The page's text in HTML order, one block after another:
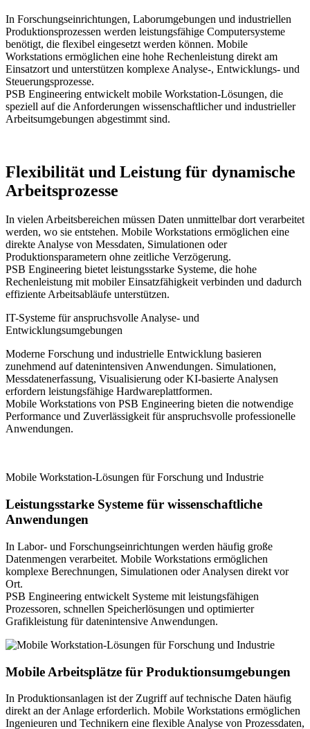
In Forschungseinrichtungen, Laborumgebungen und industriellen
Produktionsprozessen werden leistungsfähige Computersysteme
benötigt, die flexibel eingesetzt werden können. Mobile
Workstations ermöglichen eine hohe Rechenleistung direkt am
Einsatzort und unterstützen komplexe Analyse-, Entwicklungs- und
Steuerungsprozesse.
PSB Engineering entwickelt mobile Workstation-Lösungen, die
speziell auf die Anforderungen wissenschaftlicher und industrieller
Arbeitsumgebungen abgestimmt sind.
Flexibilität und Leistung für dynamische
Arbeitsprozesse
In vielen Arbeitsbereichen müssen Daten unmittelbar dort verarbeitet
werden, wo sie entstehen. Mobile Workstations ermöglichen eine
direkte Analyse von Messdaten, Simulationen oder
Produktionsparametern ohne zeitliche Verzögerung.
PSB Engineering bietet leistungsstarke Systeme, die hohe
Rechenleistung mit mobiler Einsatzfähigkeit verbinden und dadurch
effiziente Arbeitsabläufe unterstützen.
IT-Systeme für anspruchsvolle Analyse- und
Entwicklungsumgebungen
Moderne Forschung und industrielle Entwicklung basieren
zunehmend auf datenintensiven Anwendungen. Simulationen,
Messdatenerfassung, Visualisierung oder KI-basierte Analysen
erfordern leistungsfähige Hardwareplattformen.
Mobile Workstations von PSB Engineering bieten die notwendige
Performance und Zuverlässigkeit für anspruchsvolle professionelle
Anwendungen.
Mobile Workstation-Lösungen für Forschung und Industrie
Leistungsstarke Systeme für wissenschaftliche
Anwendungen
In Labor- und Forschungseinrichtungen werden häufig große
Datenmengen verarbeitet. Mobile Workstations ermöglichen
komplexe Berechnungen, Simulationen oder Analysen direkt vor
Ort.
PSB Engineering entwickelt Systeme mit leistungsfähigen
Prozessoren, schnellen Speicherlösungen und optimierter
Grafikleistung für datenintensive Anwendungen.
Mobile Arbeitsplätze für Produktionsumgebungen
In Produktionsanlagen ist der Zugriff auf technische Daten häufig
direkt an der Anlage erforderlich. Mobile Workstations ermöglichen
Ingenieuren und Technikern eine flexible Analyse von Prozessdaten,